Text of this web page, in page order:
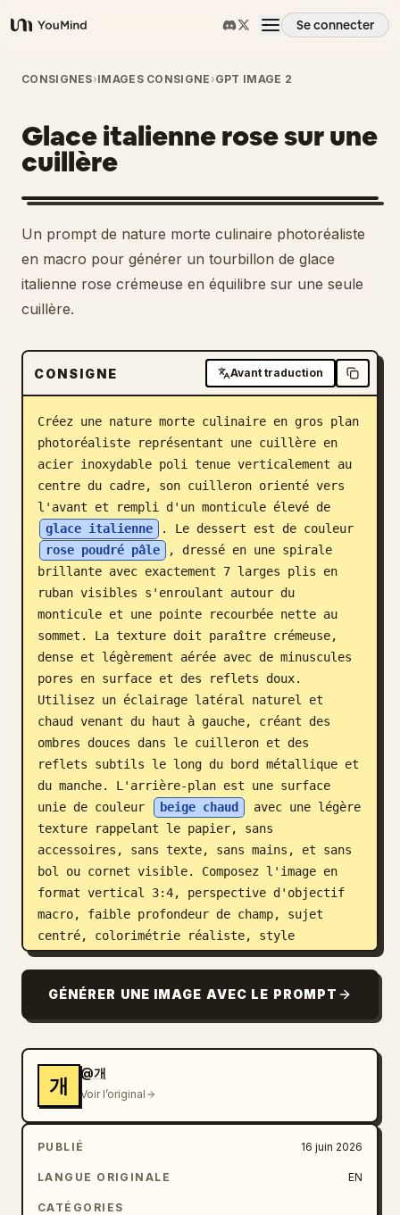
YouMind
Se connecter
Aperçu
Cas d'usage
Compétences
Invites
Tarifs
Télécharger
Blog
Mises à jour
CONSIGNES›IMAGES CONSIGNE ›GPT IMAGE 2
Glace italienne rose sur une
cuillère
Un prompt de nature morte culinaire photoréaliste
en macro pour générer un tourbillon de glace
italienne rose crémeuse en équilibre sur une seule
cuillère.
CONSIGNE Avant traduction
Créez une nature morte culinaire en gros plan
photoréaliste représentant une cuillère en
acier inoxydable poli tenue verticalement au
centre du cadre, son cuilleron orienté vers
l'avant et rempli d'un monticule élevé de
glace italienne
. Le dessert est de couleur
rose poudré pâle
, dressé en une spirale
brillante avec exactement 7 larges plis en
ruban visibles s'enroulant autour du
monticule et une pointe recourbée nette au
sommet. La texture doit paraître crémeuse,
dense et légèrement aérée avec de minuscules
pores en surface et des reflets doux.
Utilisez un éclairage latéral naturel et
chaud venant du haut à gauche, créant des
ombres douces dans le cuilleron et des
reflets subtils le long du bord métallique et
du manche. L'arrière-plan est une surface
unie de couleur
beige chaud
avec une légère
texture rappelant le papier, sans
accessoires, sans texte, sans mains, et sans
bol ou cornet visible. Composez l'image en
format vertical 3:4, perspective d'objectif
macro, faible profondeur de champ, sujet
centré, colorimétrie réaliste, style
photographie culinaire minimaliste et
GÉNÉRER UNE IMAGE AVEC LE PROMPT
개
@개
Voir l’original
PUBLIÉ 16 juin 2026
LANGUE ORIGINALE EN
CATÉGORIES